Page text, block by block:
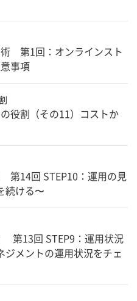
第1回：オンラインスト
事項
役割（その11）コストか
第14回 STEP10：運用の見
続ける〜
第13回 STEP9：運用状況
ジメントの運用状況をチェ